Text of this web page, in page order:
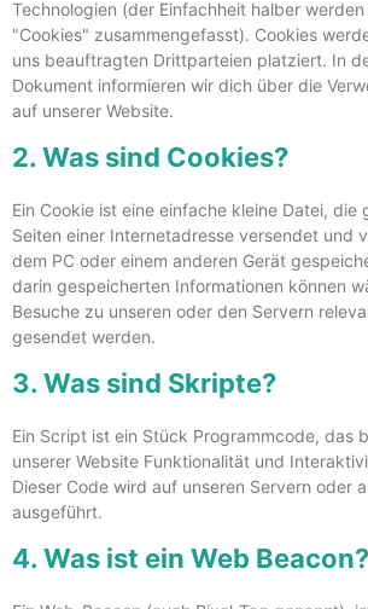
Technologien (der Einfachheit halber
"Cookies" zusammengefasst). Cookies
uns beauftragten Drittparteien platziert. In
Dokument informieren wir dich über die
auf unserer Website.
2. Was sind Cookies?
Ein Cookie ist eine einfache kleine Datei, die
Seiten einer Internetadresse versendet und
dem PC oder einem anderen Gerät
darin gespeicherten Informationen können
Besuche zu unseren oder den Servern
gesendet werden.
3. Was sind Skripte?
Ein Script ist ein Stück Programmcode, das
unserer Website Funktionalität und
Dieser Code wird auf unseren Servern oder
ausgeführt.
4. Was ist ein Web Beacon?